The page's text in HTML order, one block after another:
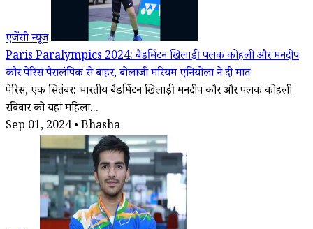
एजेंसी न्यूज
Paris Paralympics 2024: बैडमिंटन खिलाड़ी पलक कोहली और मनदीप
कौर पेरिस पैरालंपिक से बाहर, बोलाजी मरियम एनियोला ने दी मात
पेरिस, एक सितंबर: भारतीय बैडमिंटन खिलाड़ी मनदीप कौर और पलक कोहली
रविवार को यहां महिला...
Sep 01, 2024 • Bhasha